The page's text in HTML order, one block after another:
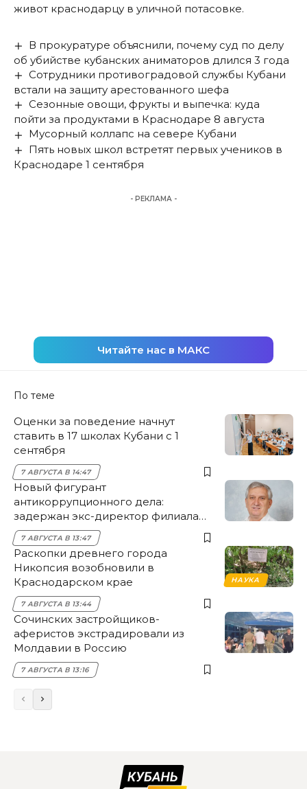
живот краснодарцу в уличной потасовке.
В прокуратуре объяснили, почему суд по делу
об убийстве кубанских аниматоров длился 3 года
Сотрудники противоградовой службы Кубани
встали на защиту арестованного шефа
Сезонные овощи, фрукты и выпечка: куда
пойти за продуктами в Краснодаре 8 августа
Мусорный коллапс на севере Кубани
Пять новых школ встретят первых учеников в
Краснодаре 1 сентября
- РЕКЛАМА -
Читайте нас в МАКС
По теме
Оценки за поведение начнут
ставить в 17 школах Кубани с 1
сентября
7 АВГУСТА В 14:47
Новый фигурант
антикоррупционного дела:
задержан экс-директор филиала
НЭСК Крымска
7 АВГУСТА В 13:47
НАУКА
Раскопки древнего города
Никопсия возобновили в
Краснодарском крае
7 АВГУСТА В 13:44
Сочинских застройщиков-
аферистов экстрадировали из
Молдавии в Россию
7 АВГУСТА В 13:16